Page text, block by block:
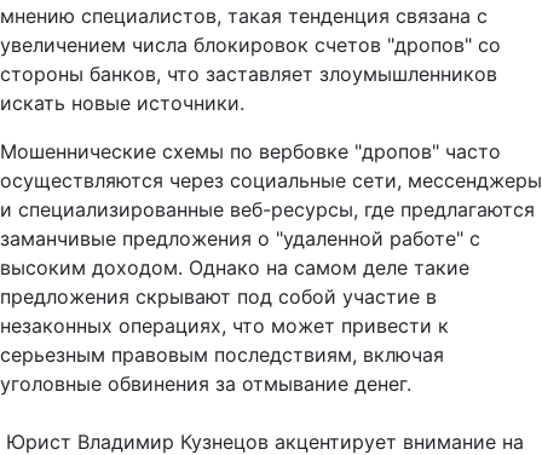
мнению специалистов, такая тенденция связана с
увеличением числа блокировок счетов "дропов" со
стороны банков, что заставляет злоумышленников
искать новые источники.
Мошеннические схемы по вербовке "дропов" часто
осуществляются через социальные сети, мессенджеры
и специализированные веб-ресурсы, где предлагаются
заманчивые предложения о "удаленной работе" с
высоким доходом. Однако на самом деле такие
предложения скрывают под собой участие в
незаконных операциях, что может привести к
серьезным правовым последствиям, включая
уголовные обвинения за отмывание денег.
Юрист Владимир Кузнецов акцентирует внимание на